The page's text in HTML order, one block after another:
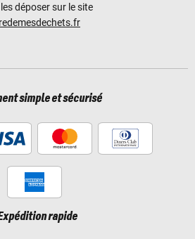
déposer sur le site
simple et sécurisé
rapide